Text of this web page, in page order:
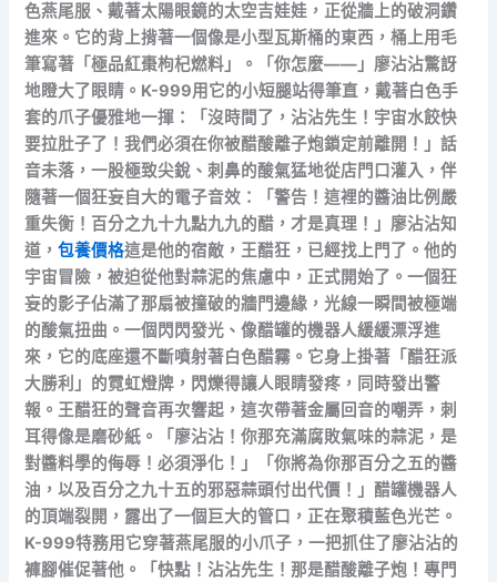
色燕尾服、戴著太陽眼鏡的太空吉娃娃，正從牆上的破洞鑽
進來。它的背上揹著一個像是小型瓦斯桶的東西，桶上用毛
筆寫著「極品紅棗枸杞燃料」。「你怎麼——」廖沾沾驚訝
地瞪大了眼睛。K-999用它的小短腿站得筆直，戴著白色手
套的爪子優雅地一揮：「沒時間了，沾沾先生！宇宙水餃快
要拉肚子了！我們必須在你被醋酸離子炮鎖定前離開！」話
音未落，一股極致尖銳、刺鼻的酸氣猛地從店門口灌入，伴
隨著一個狂妄自大的電子音效：「警告！這裡的醬油比例嚴
重失衡！百分之九十九點九九的醋，才是真理！」廖沾沾知
道，包養價格這是他的宿敵，王醋狂，已經找上門了。他的
宇宙冒險，被迫從他對蒜泥的焦慮中，正式開始了。一個狂
妄的影子佔滿了那扇被撞破的牆門邊緣，光線一瞬間被極端
的酸氣扭曲。一個閃閃發光、像醋罐的機器人緩緩漂浮進
來，它的底座還不斷噴射著白色醋霧。它身上掛著「醋狂派
大勝利」的霓虹燈牌，閃爍得讓人眼睛發疼，同時發出警
報。王醋狂的聲音再次響起，這次帶著金屬回音的嘲弄，刺
耳得像是磨砂紙。「廖沾沾！你那充滿腐敗氣味的蒜泥，是
對醬料學的侮辱！必須淨化！」「你將為你那百分之五的醬
油，以及百分之九十五的邪惡蒜頭付出代價！」醋罐機器人
的頂端裂開，露出了一個巨大的管口，正在聚積藍色光芒。
K-999特務用它穿著燕尾服的小爪子，一把抓住了廖沾沾的
褲腳催促著他。「快點！沾沾先生！那是醋酸離子炮！專門